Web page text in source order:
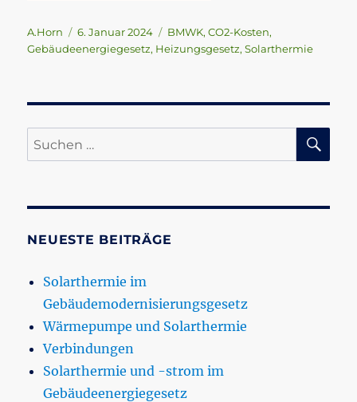
Autor
A.Horn
Veröffentlicht
am
6. Januar 2024 Schlagwörter
BMWK,CO2-Kosten,
Gebäudeenergiegesetz, Heizungsgesetz,Solarthermie
Suchen
nach:
NEUESTE BEITRÄGE
Solarthermie im
Gebäudemodernisierungsgesetz
Wärmepumpe und Solarthermie
Verbindungen
Solarthermie und -strom im
Gebäudeenergiegesetz